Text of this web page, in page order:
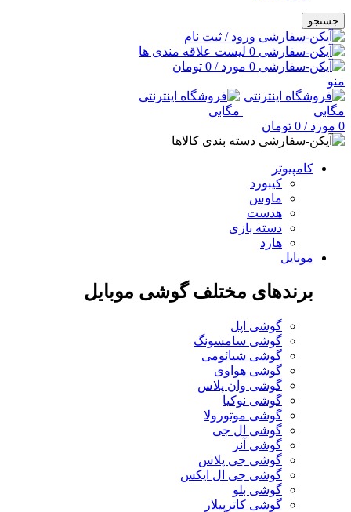
جستجو
ورود / ثبت نام
0 لیست علاقه مندی ها
0 مورد/
0 تومان
منو
0 مورد/
0 تومان
دسته بندی کالاها
کامپیوتر
کیبورد
ماوس
هدست
دسته بازی
هارد
موبایل
برندهای مختلف گوشی موبایل
گوشی اپل
گوشی سامسونگ
گوشی شیائومی
گوشی هواوی
گوشی وان پلاس
گوشی نوکیا
گوشی موتورولا
گوشی ال جی
گوشی آنر
گوشی جی پلاس
گوشی جی ال ایکس
گوشی بلو
گوشی کاترپیلار